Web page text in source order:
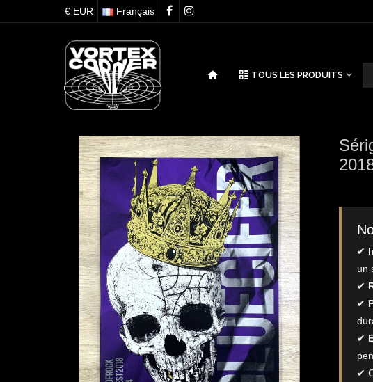
€ EUR Français
TOUS LES PRODUITS
✔
un
✔
✔
✔
✔